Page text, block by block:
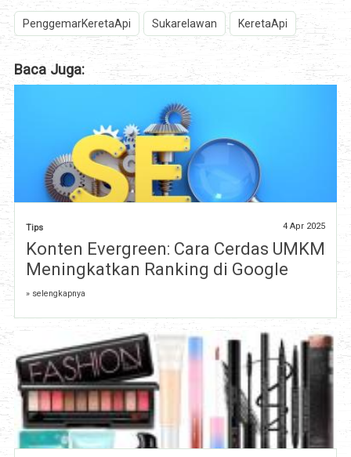
PenggemarKeretaApi Sukarelawan KeretaApi
Baca Juga:
Tips 4 Apr 2025
Konten Evergreen: Cara Cerdas UMKM
Meningkatkan Ranking di Google
» selengkapnya